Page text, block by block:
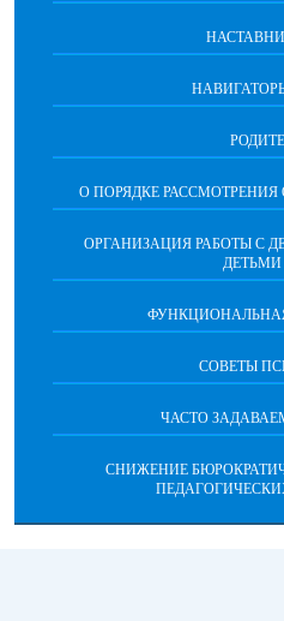
О ПОРЯДКЕ
ОРГАНИЗАЦИЯ РАБОТЫ С
ДЕТЬМИ
СОВЕТЫ
ЧАСТО
СНИЖЕНИЕ